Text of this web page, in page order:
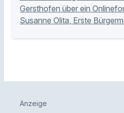
Gersthofen über ein
Susanne Olita, Erste
Anzeige